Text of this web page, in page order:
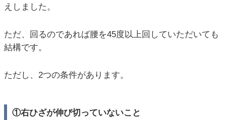
えしました。
ただ、回るのであれば腰を45度以上回していただいても
結構です。
ただし、2つの条件があります。
①右ひざが伸び切っていないこと